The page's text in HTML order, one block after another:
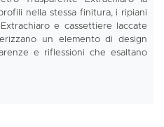
nella stessa finitura, i ripiani
e cassettiere laccate
un elemento di design
e riflessioni che esaltano